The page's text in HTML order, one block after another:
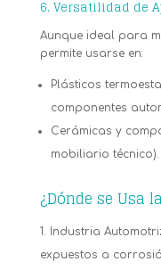
6. Versatilidad de
Aunque ideal para
permite usarse en:
Plásticos
componentes
Cerámicas y
mobiliario técnico).
¿Dónde se Usa
Industria
expuestos a